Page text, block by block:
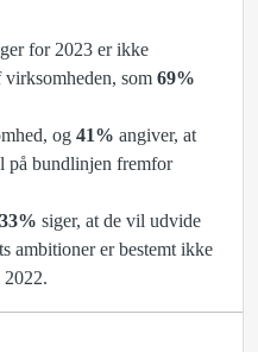
for 2023 er ikke
som 69%
og 41% angiver, at
på bundlinjen fremfor
33% siger, at de vil udvide
ambitioner er bestemt ikke
2022.